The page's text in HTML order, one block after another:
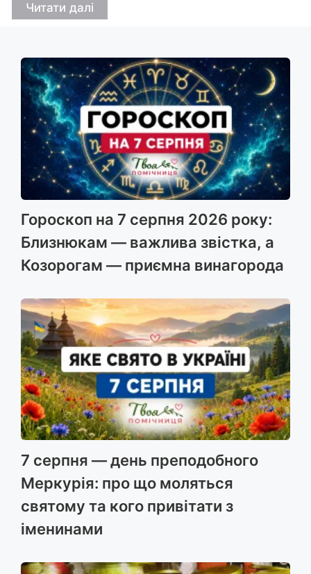
Читати далі
Гороскоп на 7 серпня 2026 року:
Близнюкам — важлива звістка, а
Козорогам — приємна винагорода
7 серпня — день преподобного
Меркурія: про що моляться
святому та кого привітати з
іменинами